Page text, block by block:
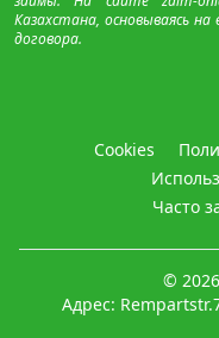
Казахстана, основываясь
договора.
Cookies
Часто
© 2026
Адрес: